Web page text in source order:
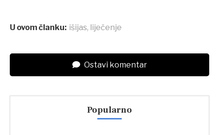
U ovom članku: išijas, liječenje
Ostavi komentar
Popularno